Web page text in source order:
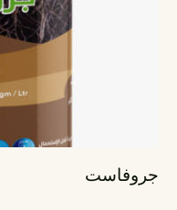
جروفاست